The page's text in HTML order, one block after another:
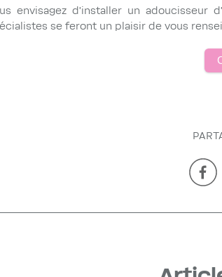
envisagez d'installer un adoucisseur
se feront un plaisir de vous